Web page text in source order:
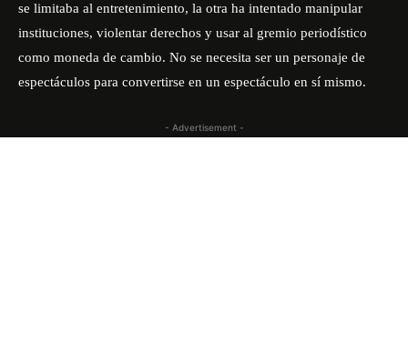
se limitaba al entretenimiento, la otra ha intentado manipular
instituciones, violentar derechos y usar al gremio periodístico
como moneda de cambio. No se necesita ser un personaje de
espectáculos para convertirse en un espectáculo en sí mismo.
- Advertisement -